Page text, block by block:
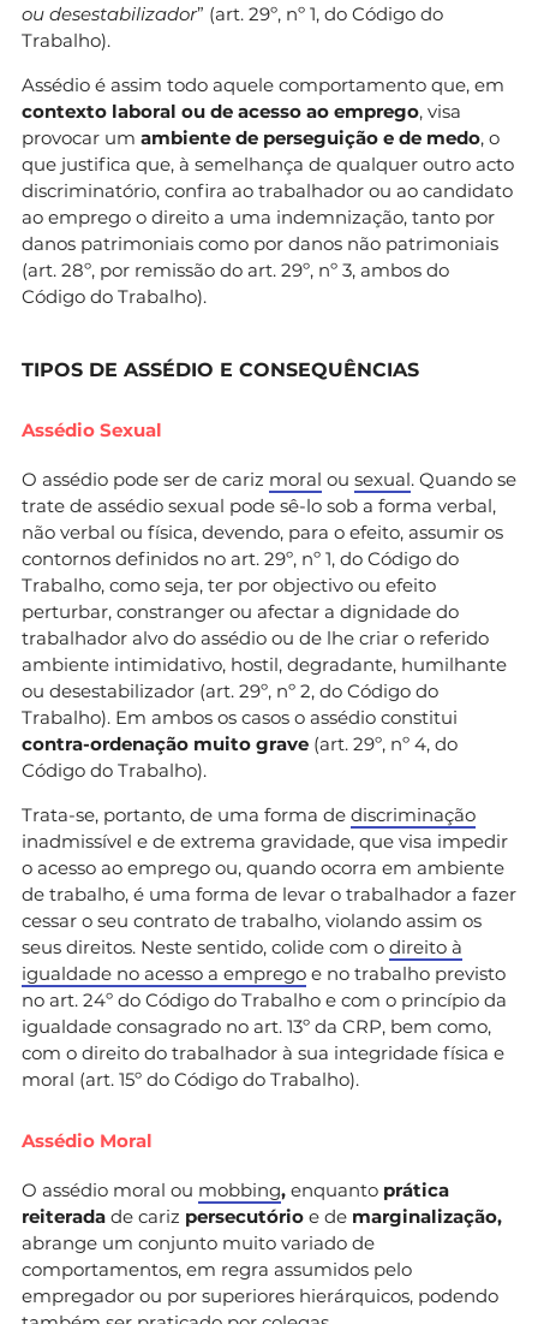
ou desestabilizador” (art. 29º, nº 1, do Código do
Trabalho).
Assédio é assim todo aquele comportamento que, em
contexto laboral ou de acesso ao emprego, visa
provocar um ambiente de perseguição e de medo, o
que justifica que, à semelhança de qualquer outro acto
discriminatório, confira ao trabalhador ou ao candidato
ao emprego o direito a uma indemnização, tanto por
danos patrimoniais como por danos não patrimoniais
(art. 28º, por remissão do art. 29º, nº 3, ambos do
Código do Trabalho).
TIPOS DE ASSÉDIO E CONSEQUÊNCIAS
Assédio Sexual
O assédio pode ser de cariz moral ou sexual. Quando se
trate de assédio sexual pode sê-lo sob a forma verbal,
não verbal ou física, devendo, para o efeito, assumir os
contornos definidos no art. 29º, nº 1, do Código do
Trabalho, como seja, ter por objectivo ou efeito
perturbar, constranger ou afectar a dignidade do
trabalhador alvo do assédio ou de lhe criar o referido
ambiente intimidativo, hostil, degradante, humilhante
ou desestabilizador (art. 29º, nº 2, do Código do
Trabalho). Em ambos os casos o assédio constitui
contra-ordenação muito grave (art. 29º, nº 4, do
Código do Trabalho).
Trata-se, portanto, de uma forma de discriminação
inadmissível e de extrema gravidade, que visa impedir
o acesso ao emprego ou, quando ocorra em ambiente
de trabalho, é uma forma de levar o trabalhador a fazer
cessar o seu contrato de trabalho, violando assim os
seus direitos. Neste sentido, colide com o direito à
igualdade no acesso a emprego e no trabalho previsto
no art. 24º do Código do Trabalho e com o princípio da
igualdade consagrado no art. 13º da CRP, bem como,
com o direito do trabalhador à sua integridade física e
moral (art. 15º do Código do Trabalho).
Assédio Moral
O assédio moral ou mobbing, enquanto prática
reiterada de cariz persecutório e de marginalização,
abrange um conjunto muito variado de
comportamentos, em regra assumidos pelo
empregador ou por superiores hierárquicos, podendo